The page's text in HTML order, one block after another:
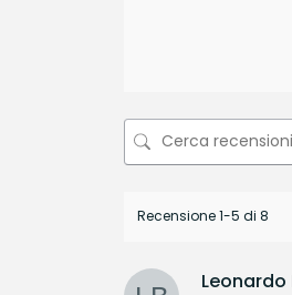
Recensione 1-5 di 8
Leonardo